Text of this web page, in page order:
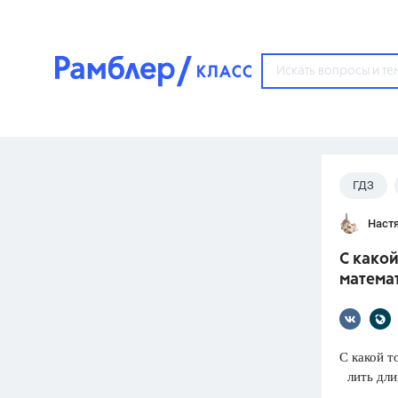
Популярные темы
ОГЭ
ФИПИ
ГДЗ
С
С какой
лить